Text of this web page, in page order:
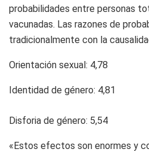
probabilidades entre personas
vacunadas. Las razones de
tradicionalmente con la
Orientación sexual: 4,78
Identidad de género: 4,81
Disforia de género: 5,54
«Estos efectos son enormes y